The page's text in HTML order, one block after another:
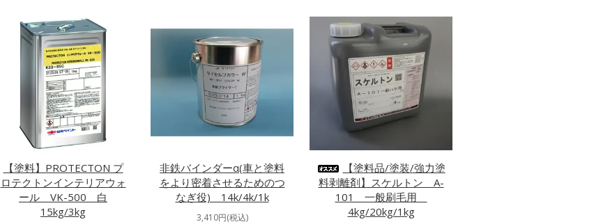
【塗料】PROTECTON プ
ロテクトンインテリアウォ
ール VK-500 白
15kg/3kg
非鉄バインダーα(車と塗料
をより密着させるためのつ
なぎ役) 14k/4k/1k
3,410円(税込)
【塗料品/塗装/強力塗
料剥離剤】スケルトン A-
101 一般刷毛用
4kg/20kg/1kg